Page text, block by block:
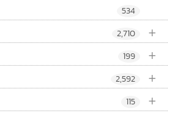
534
+
2,710
+
199
+
2,592
+
115